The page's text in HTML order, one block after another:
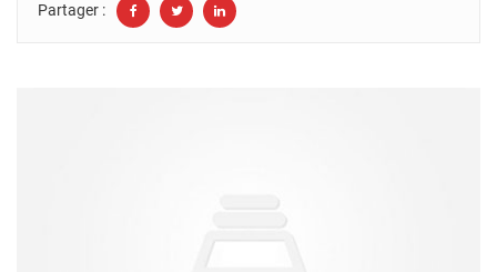
Partager :